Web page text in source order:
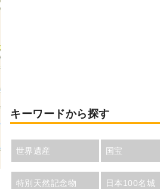
キーワードから探す
世界遺産 国宝
特別天然記念物 日本100名城